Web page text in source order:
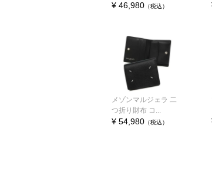
¥ 46,980 （税込）
メゾンマルジェラ 二
つ折り財布 コ...
¥ 54,980 （税込）